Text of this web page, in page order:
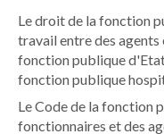
Le droit de la fonction
travail entre des
fonction publique
fonction publique
Le Code de la fonction
fonctionnaires et des